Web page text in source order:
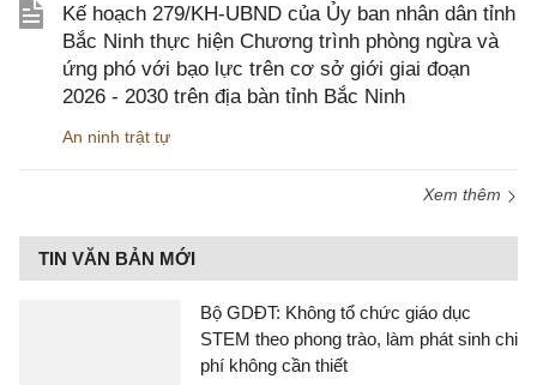
Kế hoạch 279/KH-UBND của Ủy ban nhân dân tỉnh
Bắc Ninh thực hiện Chương trình phòng ngừa và
ứng phó với bạo lực trên cơ sở giới giai đoạn
2026 - 2030 trên địa bàn tỉnh Bắc Ninh
An ninh trật tự
Xem thêm
TIN VĂN BẢN MỚI
Bộ GDĐT: Không tổ chức giáo dục
STEM theo phong trào, làm phát sinh chi
phí không cần thiết